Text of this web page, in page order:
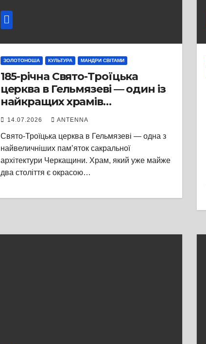
ЗОЛОТОНОША КУЛЬТУРА МАНДРИ СВІТАМИ
185-річна Свято-Троїцька
церква в Гельмязеві — один із
найкращих храмів
українського класицизму
14.07.2026 ANTENNA
Свято-Троїцька церква в Гельмязеві — одна з
найвеличніших пам’яток сакральної
архітектури Черкащини. Храм, який уже майже
два століття є окрасою…